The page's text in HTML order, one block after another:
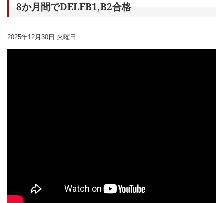
8か月間でDELFB1,B2合格
2025年12月30日 火曜日